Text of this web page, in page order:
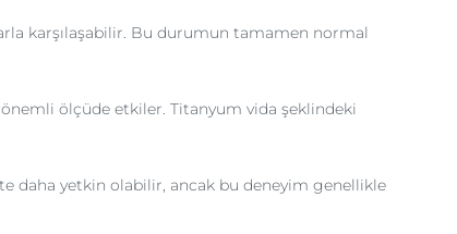
karşılaşabilir. Bu durumun tamamen normal
ölçüde etkiler. Titanyum vida şeklindeki
daha yetkin olabilir, ancak bu deneyim genellikle